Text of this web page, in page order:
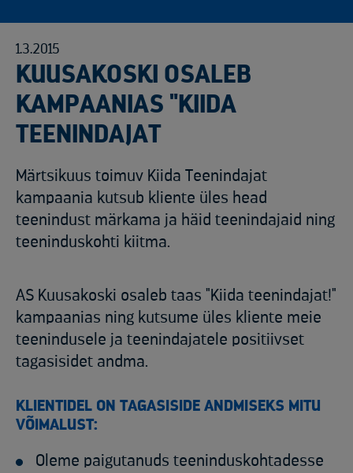
1.3.2015
KUUSAKOSKI OSALEB
KAMPAANIAS "KIIDA
TEENINDAJAT
Märtsikuus toimuv Kiida Teenindajat
kampaania kutsub kliente üles head
teenindust märkama ja häid teenindajaid ning
teeninduskohti kiitma.
AS Kuusakoski osaleb taas "Kiida teenindajat!"
kampaanias ning kutsume üles kliente meie
teenindusele ja teenindajatele positiivset
tagasisidet andma.
KLIENTIDEL ON TAGASISIDE ANDMISEKS MITU
VÕIMALUST:
Oleme paigutanuds teeninduskohtadesse